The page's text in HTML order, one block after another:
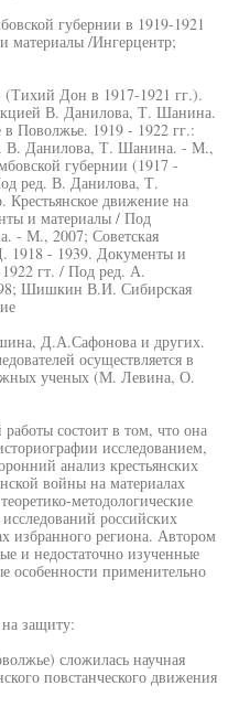
губернии в 1919-1921
/Ингерцентр;
Дон в 1917-1921 гг.).
В. Данилова, Т. Шанина.
Поволжье. 1919 - 1922 гг.:
В. Данилова, Т. Шанина. - М.,
губернии (1917 -
ред. В. Данилова, Т.
движение на
и материалы / Под
- М., 2007; Советская
- 1939. Документы и
гт. / Под ред. А.
Шишкин В.И. Сибирская
Д.А.Сафонова и других.
осуществляется в
ученых (М. Левина, О.
состоит в том, что она
исследованием,
анализ крестьянских
войны на материалах
методологические
российских
избранного региона. Автором
и недостаточно изученные
особенности применительно
защиту:
сложилась научная
повстанческого движения